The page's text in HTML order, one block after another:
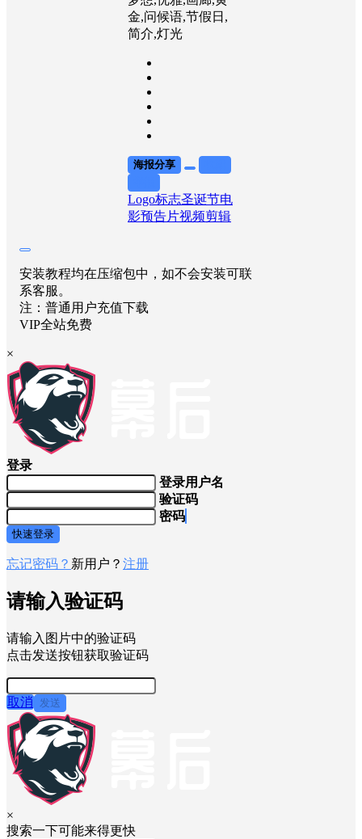
金,问候语,节假日,
简介,灯光
海报分享
Logo标志圣诞节电
影预告片视频剪辑
安装教程均在压缩包中，如不会安装可联
系客服。
注：普通用户充值下载
VIP全站免费
×
登录
登录用户名
验证码
密码
快速登录
忘记密码？ 新用户？ 注册
请输入验证码
请输入图片中的验证码
点击发送按钮获取验证码
取消 发送
×
搜索一下可能来得更快